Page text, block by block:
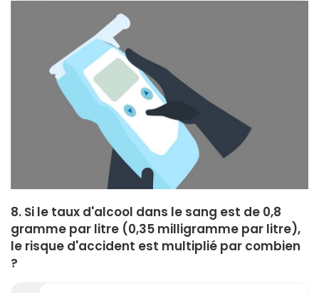
8. Si le taux d'alcool dans le sang est de 0,8
gramme par litre (0,35 milligramme par litre),
le risque d'accident est multiplié par combien
?